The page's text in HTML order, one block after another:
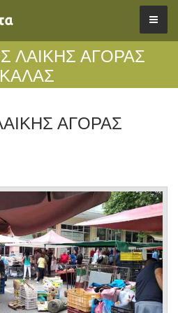
ΛΑΙΚΗΣ ΑΓΟΡΑΣ
ΑΓΟΡΑΣ